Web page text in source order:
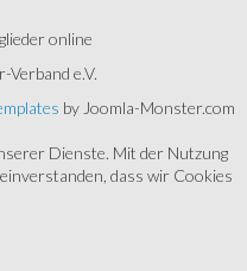
online
e.V.
by Joomla-Monster.com
Dienste. Mit der Nutzung
dass wir Cookies